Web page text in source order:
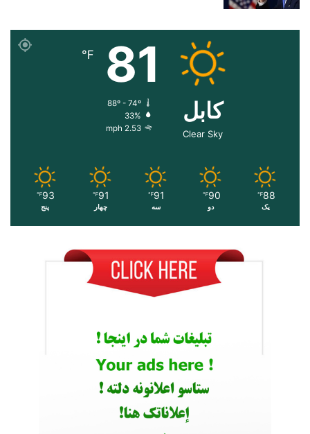
کابل
Clear Sky
81
℉
88º - 74º
33%
2.53 mph
88
℉
یک
90
℉
دو
91
℉
سه
91
℉
چهار
93
℉
پنج